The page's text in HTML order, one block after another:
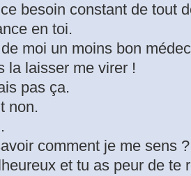
besoin constant de tout
en toi.
moi un moins bon
la laisser me virer !
pas ça.
non.
comment je me sens ?
et tu as peur de te